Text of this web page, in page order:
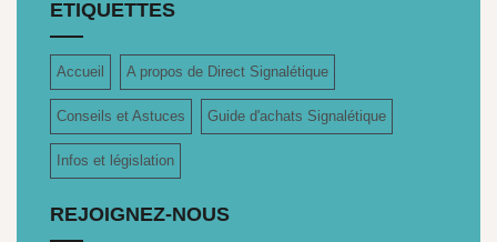
ETIQUETTES
Accueil A propos de Direct Signalétique
Conseils et Astuces Guide d'achats Signalétique
Infos et législation
REJOIGNEZ-NOUS